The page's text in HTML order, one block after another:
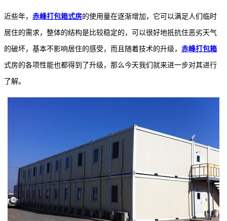
近些年， 赤峰打包箱式房的使用量在逐渐增加，它可以满足人们临时
居住的需求，整体的结构是比较稳定的，可以很好地抵抗住恶劣天气
的破坏，基本不影响居住的感受，而且随着技术的升级， 赤峰打包箱
式房的各项性能也都得到了升级，那么今天我们就来进一步对其进行
了解。